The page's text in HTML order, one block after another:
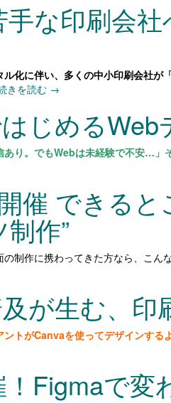
手な印刷会
化に伴い、多くの中小印刷会社
きを読む →
じめるWeb
あり。でもWebは未経験で不安…」
催 できる
作”
制作に携わってきた方なら、こん
が生む、
トがCanvaを使ってデザインする
Figmaで変